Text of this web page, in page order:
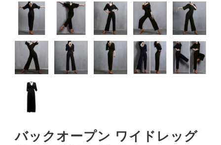
バックオープン ワイドレッグ